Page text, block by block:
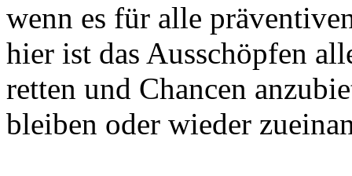
wenn es für alle
hier ist das Ausschöpfen
retten und Chancen
bleiben oder wieder